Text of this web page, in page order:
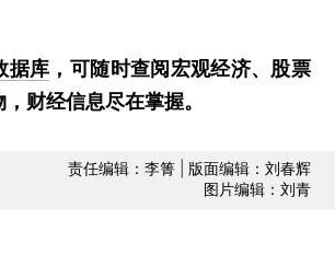
据库 ，可随时查阅宏观经济、股票
财经信息尽在掌握。
责任编辑：李箐 | 版面编辑：刘春辉
图片编辑：刘青